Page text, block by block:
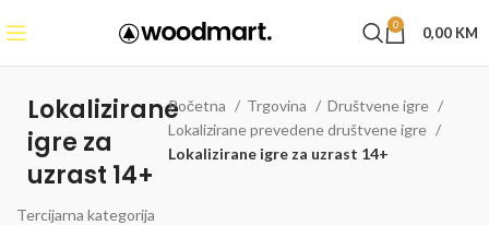
0 0,00 KM
Lokalizirane
igre za
uzrast 14+
Početna Trgovina
Društvene igre
Lokalizirane prevedene društvene igre
Lokalizirane igre za uzrast 14+
Tercijarna kategorija